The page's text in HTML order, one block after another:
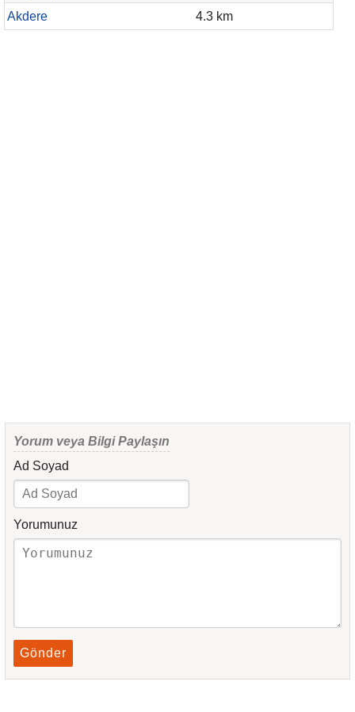
Akdere
4.3 km
Yorum veya Bilgi Paylaşın
Ad Soyad
Yorumunuz
Gönder